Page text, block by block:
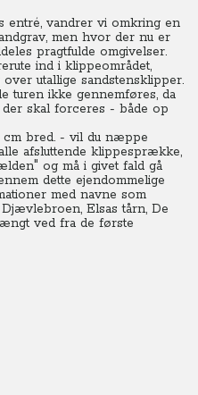
entré, vandrer vi omkring en
men hvor der nu er
pragtfulde omgivelser.
ind i klippeområdet,
utallige sandstensklipper.
turen ikke gennemføres, da
skal forceres - både op
bred. - vil du næppe
afsluttende klippesprække,
og må i givet fald gå
dette ejendommelige
med navne som
Elsas tårn, De
ved fra de første